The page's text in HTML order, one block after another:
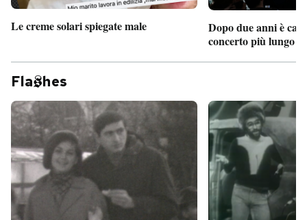
Le creme solari spiegate male
Dopo due anni è
concerto più lungo
Fla hes